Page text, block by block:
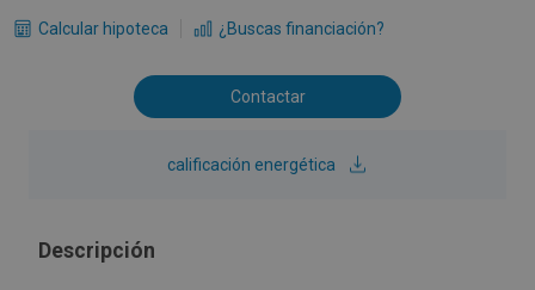
Calcular hipoteca ¿Buscas financiación?
Contactar
calificación energética
Descripción